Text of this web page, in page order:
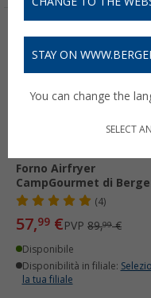
-35%
Forno Airfryer
CampGourmet di
(4)
57,99 €PVP 89,99€
Disponibile
Disponibilità in filiale:
la tua filiale
STAY ON
You can change the
SELECT